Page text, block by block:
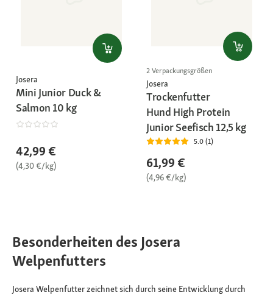
Josera
Mini Junior Duck &
Salmon 10 kg
42,99 €
(4,30 €/kg)
2 Verpackungsgrößen
Josera
Trockenfutter
Hund High Protein
Junior Seefisch 12,5 kg
5.0 (1)
61,99 €
(4,96 €/kg)
Besonderheiten des Josera
Welpenfutters
Josera Welpenfutter zeichnet sich durch seine Entwicklung durch